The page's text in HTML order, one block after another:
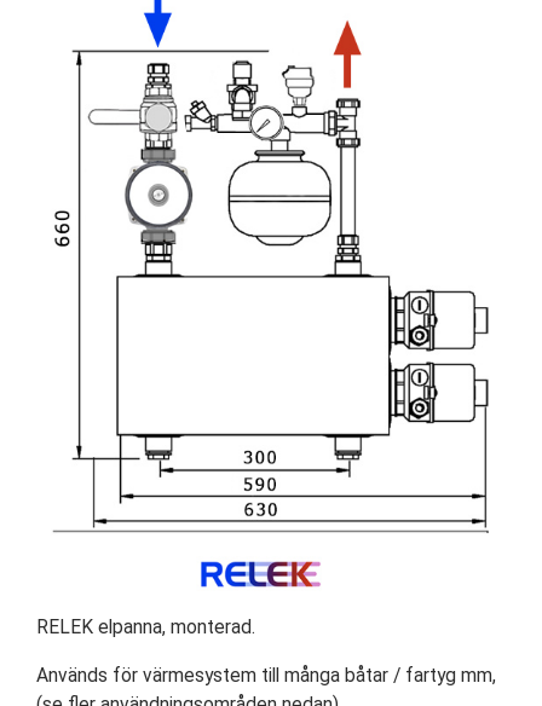
RELEK elpanna, monterad.
Används för värmesystem till många båtar / fartyg mm,